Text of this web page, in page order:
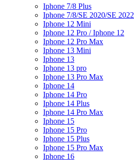
Iphone 7/8 Plus
Iphone 7/8/SE 2020/SE 2022
Iphone 12 Mini
Iphone 12 Pro / Iphone 12
Iphone 12 Pro Max
Iphone 13 Mini
Iphone 13
Iphone 13 pro
Iphone 13 Pro Max
Iphone 14
Iphone 14 Pro
Iphone 14 Plus
Iphone 14 Pro Max
Iphone 15
Iphone 15 Pro
Iphone 15 Plus
Iphone 15 Pro Max
Iphone 16